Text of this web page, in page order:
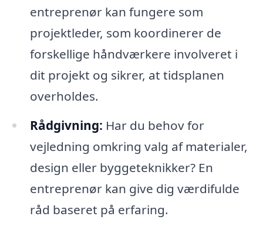
entreprenør kan fungere som
projektleder, som koordinerer de
forskellige håndværkere involveret i
dit projekt og sikrer, at tidsplanen
overholdes.
Rådgivning: Har du behov for
vejledning omkring valg af materialer,
design eller byggeteknikker? En
entreprenør kan give dig værdifulde
råd baseret på erfaring.